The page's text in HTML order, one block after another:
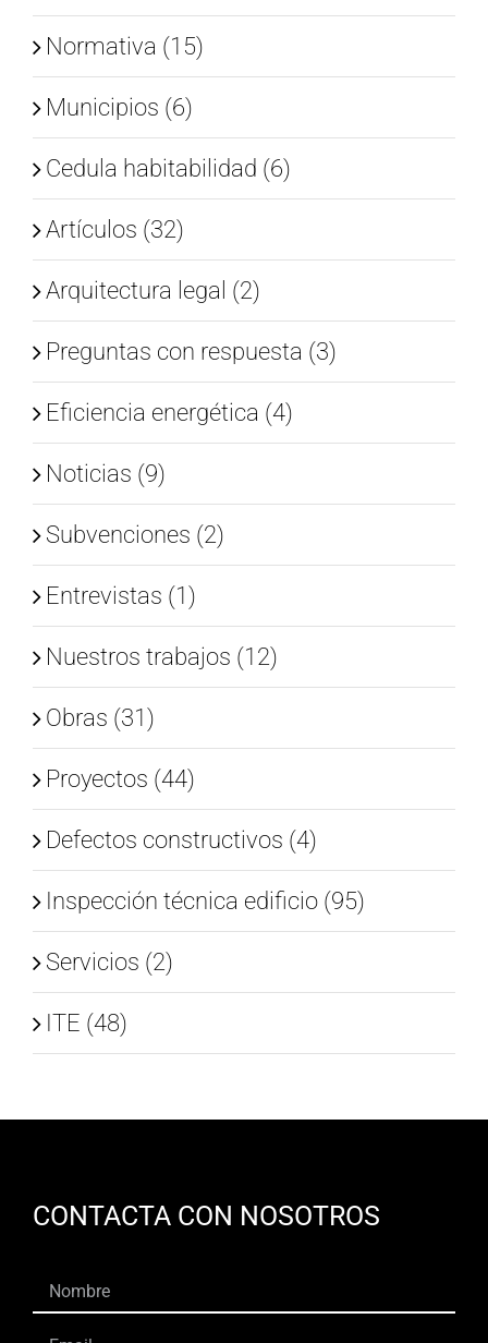
Normativa (15)
Municipios (6)
Cedula habitabilidad (6)
Artículos (32)
Arquitectura legal (2)
Preguntas con respuesta (3)
Eficiencia energética (4)
Noticias (9)
Subvenciones (2)
Entrevistas (1)
Nuestros trabajos (12)
Obras (31)
Proyectos (44)
Defectos constructivos (4)
Inspección técnica edificio (95)
Servicios (2)
ITE (48)
CONTACTA CON NOSOTROS